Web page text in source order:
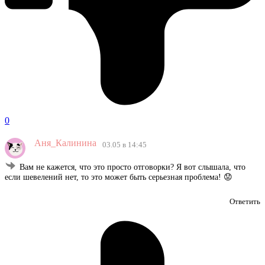
0
Аня_Калинина 03.05 в 14:45
Вам не кажется, что это просто отговорки? Я вот слышала, что
если шевелений нет, то это может быть серьезная проблема! 😟
Ответить